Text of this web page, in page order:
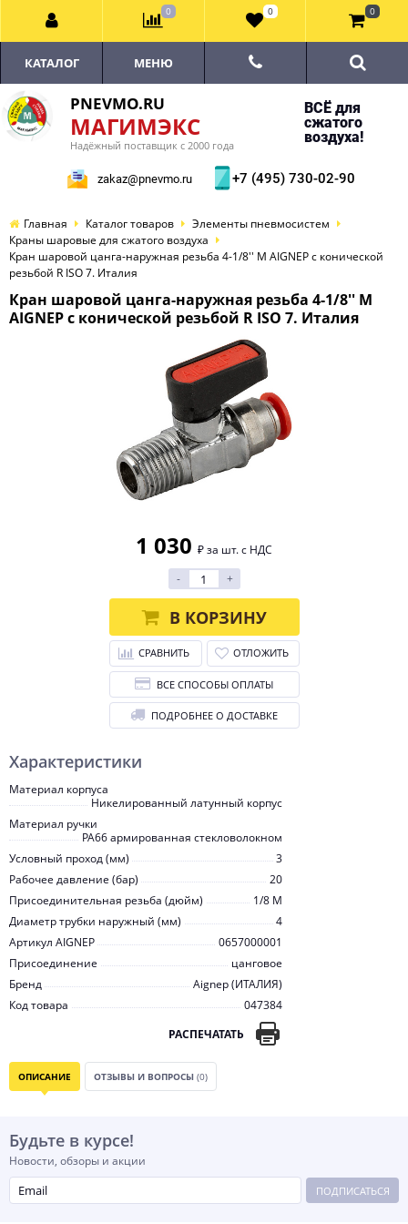
PNEVMO.RU
МАГИМЭКС
Надёжный поставщик с 2000 года
ВСЁ для
сжатого
воздуха!
zakaz@pnevmo.ru +7 (495) 730-02-90
КАТАЛОГ МЕНЮ
Главная Каталог товаров
Элементы пневмосистем
Краны шаровые для сжатого воздуха
Кран шаровой цанга-наружная резьба 4-1/8'' M AIGNEP с конической
резьбой R ISO 7. Италия
Кран шаровой цанга-наружная резьба 4-1/8'' M
AIGNEP с конической резьбой R ISO 7. Италия
Характеристики
Материал корпуса
Никелированный латунный корпус
Материал ручки
PA66 армированная стекловолокном
Условный проход (мм)
3
Рабочее давление (бар)
20
Присоединительная резьба (дюйм)
1/8 M
Диаметр трубки наружный (мм)
4
Артикул AIGNEP
0657000001
Присоединение
цанговое
Бренд
Aignep (ИТАЛИЯ)
Код товара
047384
РАСПЕЧАТАТЬ
1 030 ₽ за шт. с НДС
-
+
В КОРЗИНУ
СРАВНИТЬ ОТЛОЖИТЬ
ВСЕ СПОСОБЫ ОПЛАТЫ
ПОДРОБНЕЕ О ДОСТАВКЕ
ОПИСАНИЕ ОТЗЫВЫ И ВОПРОСЫ (0)
Будьте в курсе!
Новости, обзоры и акции
ПОДПИСАТЬСЯ
0 0 0